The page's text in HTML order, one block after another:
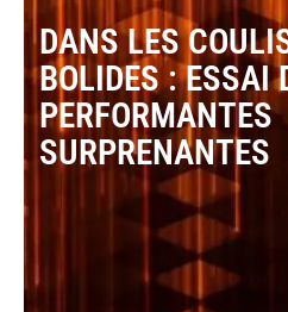
DANS LES
BOLIDES : ESSAI
PERFORMANTES
SURPRENANTES